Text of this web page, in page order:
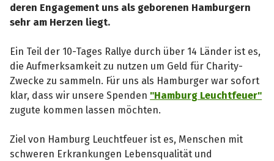
deren Engagement uns als geborenen Hamburgern
sehr am Herzen liegt.
Ein Teil der 10-Tages Rallye durch über 14 Länder ist es,
die Aufmerksamkeit zu nutzen um Geld für Charity-
Zwecke zu sammeln. Für uns als Hamburger war sofort
klar, dass wir unsere Spenden "Hamburg Leuchtfeuer"
zugute kommen lassen möchten.
Ziel von Hamburg Leuchtfeuer ist es, Menschen mit
schweren Erkrankungen Lebensqualität und